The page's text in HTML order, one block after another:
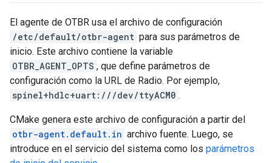
El agente de OTBR usa el archivo de configuración
/etc/default/otbr-agent para sus parámetros de
inicio. Este archivo contiene la variable
OTBR_AGENT_OPTS , que define parámetros de
configuración como la URL de Radio. Por ejemplo,
spinel+hdlc+uart:///dev/ttyACM0 .
CMake genera este archivo de configuración a partir del
otbr-agent.default.in archivo fuente. Luego, se
introduce en el servicio del sistema como los parámetros